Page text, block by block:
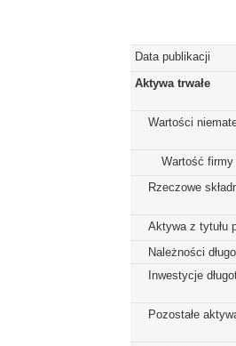
Data publikacji
Aktywa trwałe
Wartości
Wartość firmy
Rzeczowe
Aktywa z tytułu
Należności
Inwestycje
Pozostałe